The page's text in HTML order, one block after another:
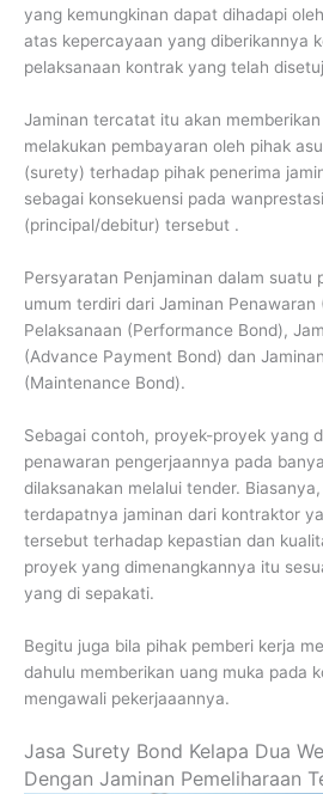
yang kemungkinan dapat dihadapi
atas kepercayaan yang diberikannya
pelaksanaan kontrak yang telah
Jaminan tercatat itu akan
melakukan pembayaran oleh pihak
(surety) terhadap pihak penerima
sebagai konsekuensi pada
(principal/debitur) tersebut .
Persyaratan Penjaminan dalam suatu
umum terdiri dari Jaminan Penawaran
Pelaksanaan (Performance Bond),
(Advance Payment Bond) dan
(Maintenance Bond).
Sebagai contoh, proyek-proyek yang
penawaran pengerjaannya pada
dilaksanakan melalui tender.
terdapatnya jaminan dari kontraktor
tersebut terhadap kepastian dan
proyek yang dimenangkannya itu
yang di sepakati.
Begitu juga bila pihak pemberi kerja
dahulu memberikan uang muka pada
mengawali pekerjaaannya.
Jasa Surety Bond Kelapa Dua
Dengan Jaminan Pemeliharaan